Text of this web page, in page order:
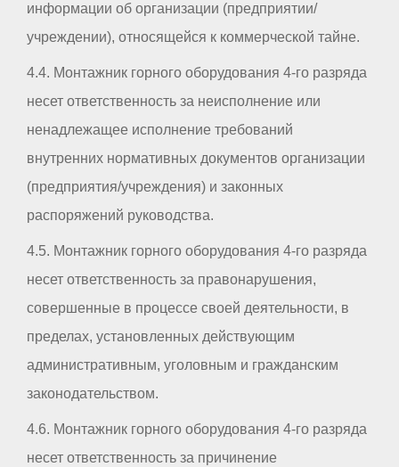
информации об организации (предприятии/
учреждении), относящейся к коммерческой тайне.
4.4. Монтажник горного оборудования 4-го разряда
несет ответственность за неисполнение или
ненадлежащее исполнение требований
внутренних нормативных документов организации
(предприятия/учреждения) и законных
распоряжений руководства.
4.5. Монтажник горного оборудования 4-го разряда
несет ответственность за правонарушения,
совершенные в процессе своей деятельности, в
пределах, установленных действующим
административным, уголовным и гражданским
законодательством.
4.6. Монтажник горного оборудования 4-го разряда
несет ответственность за причинение